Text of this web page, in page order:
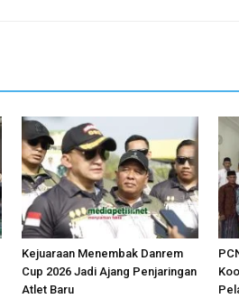
Kejuaraan Menembak Danrem
Cup 2026 Jadi Ajang Penjaringan
Atlet Baru